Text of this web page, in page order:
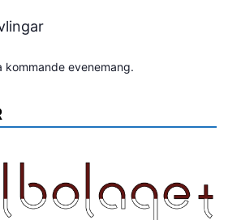
kommande evenemang.